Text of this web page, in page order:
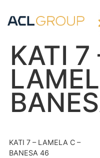
KATI 7
KATI 7 – LAMELA C –
BANESA 46